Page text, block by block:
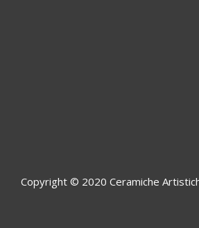
Copyright © 2020 Ceramiche